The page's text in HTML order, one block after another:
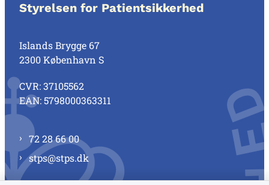
Styrelsen for Patientsikkerhed
Islands Brygge 67
2300 København S
CVR: 37105562
EAN: 5798000363311
72 28 66 00
stps@stps.dk